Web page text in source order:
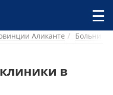
☰
Аликанте
в